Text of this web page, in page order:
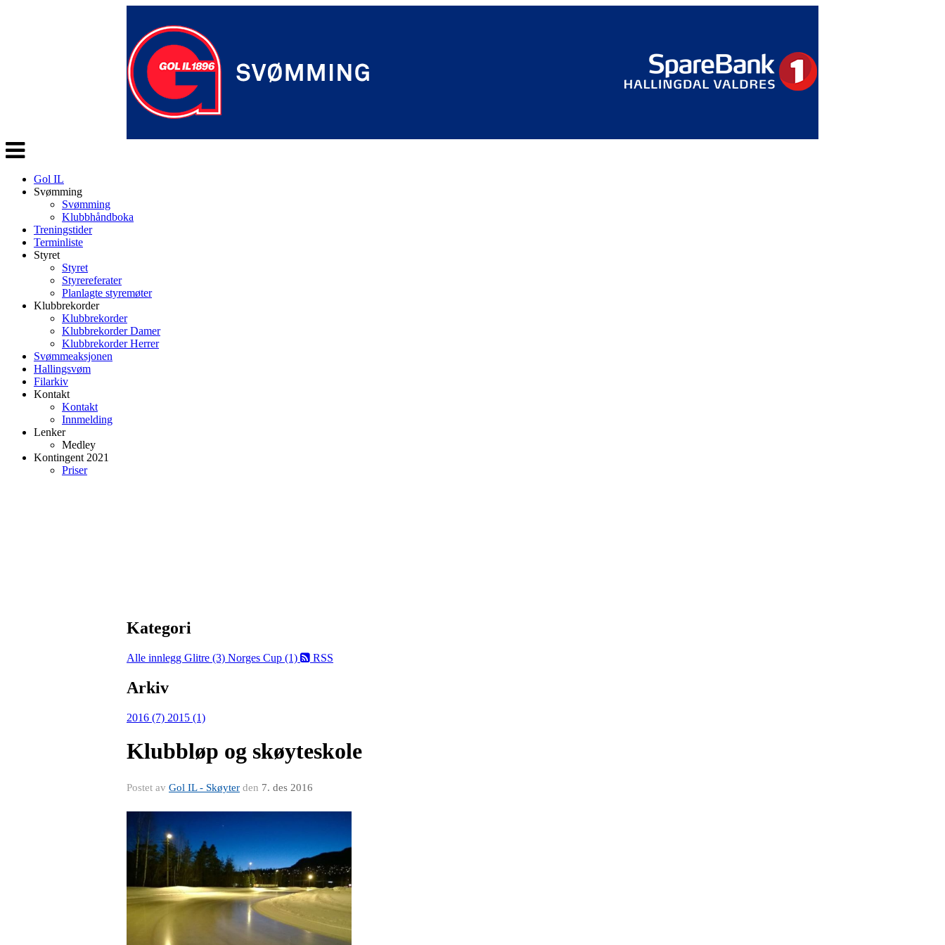
Veksle
navigasjon
Gol IL
Svømming
Svømming
Klubbhåndboka
Treningstider
Terminliste
Styret
Styret
Styrereferater
Planlagte styremøter
Klubbrekorder
Klubbrekorder
Klubbrekorder Damer
Klubbrekorder Herrer
Svømmeaksjonen
Hallingsvøm
Filarkiv
Kontakt
Kontakt
Innmelding
Lenker
Medley
Kontingent 2021
Priser
Kategori
Alle innlegg Glitre (3) Norges Cup (1) RSS
Arkiv
2016 (7) 2015 (1)
Klubbløp og skøyteskole
Postet av Gol IL - Skøyter den 7. des 2016